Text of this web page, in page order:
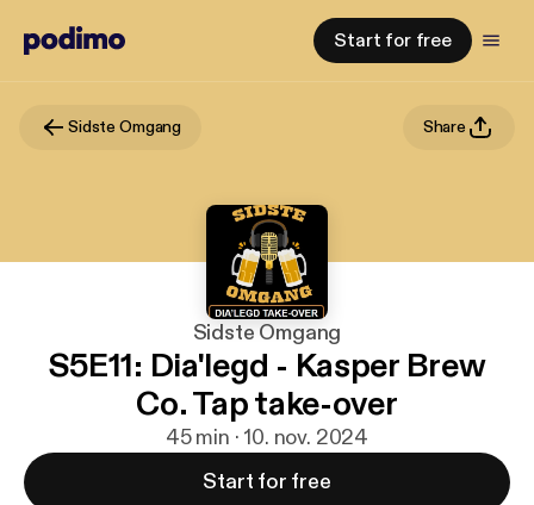
Start for free
Sidste Omgang Share
Sidste Omgang
S5E11: Dia'legd - Kasper Brew
Co. Tap take-over
45 min · 10. nov. 2024
Start for free